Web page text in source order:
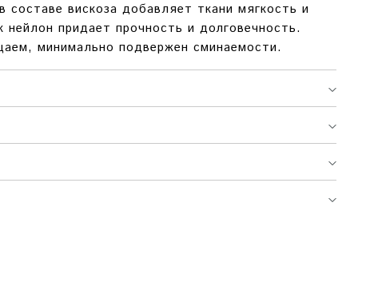
вискоза добавляет ткани мягкость и
нейлон придает прочность и долговечность.
минимально подвержен сминаемости.